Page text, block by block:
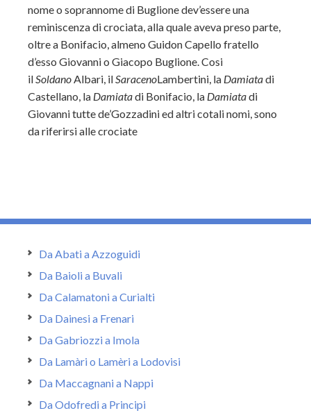
nomeo soprannome di Buglione dev’essere una
reminiscenza di crociata, alla quale aveva preso parte,
oltre a Bonifacio, almeno Guidon Capello fratello
d’esso Giovanni o Giacopo Buglione. Cosi
ilSoldanoAlbari, ilSaracenoLambertini, la Damiatadi
Castellano, la Damiatadi Bonifacio, la Damiatadi
Giovanni tutte de’Gozzadini ed altri cotali nomi, sono
da riferirsi alle crociate
Da Abati a Azzoguidi
Da Baioli a Buvali
Da Calamatoni a Curialti
Da Dainesi a Frenari
Da Gabriozzi a Imola
Da Lamàri o Lamèri a Lodovisi
Da Maccagnani a Nappi
Da Odofredi a Principi